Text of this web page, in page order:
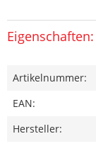
Eigenschaften:
Artikelnummer:
EAN:
Hersteller: